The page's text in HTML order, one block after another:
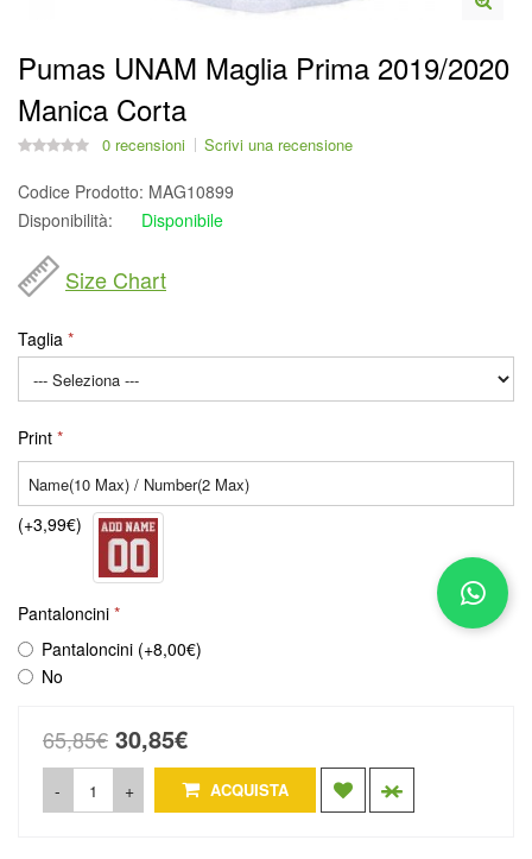
Pumas UNAM Maglia Prima 2019/2020
Manica Corta
0 recensioni Scrivi una recensione
Codice Prodotto: MAG10899
Disponibilità:
Disponibile
Size Chart
Taglia
Print
(+3,99€)
Pantaloncini
Pantaloncini (+8,00€)
No
65,85€ 30,85€
- + ACQUISTA